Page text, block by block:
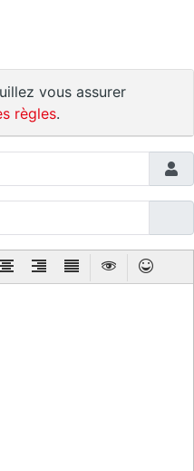
vous assurer
règles.